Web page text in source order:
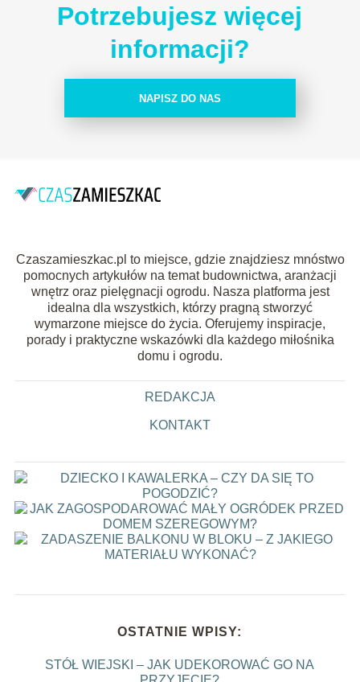
Potrzebujesz więcej
informacji?
NAPISZ DO NAS
Czaszamieszkac.pl to miejsce, gdzie znajdziesz mnóstwo
pomocnych artykułów na temat budownictwa, aranżacji
wnętrz oraz pielęgnacji ogrodu. Nasza platforma jest
idealna dla wszystkich, którzy pragną stworzyć
wymarzone miejsce do życia. Oferujemy inspiracje,
porady i praktyczne wskazówki dla każdego miłośnika
domu i ogrodu.
REDAKCJA
KONTAKT
OSTATNIE WPISY:
STÓŁ WIEJSKI – JAK UDEKOROWAĆ GO NA